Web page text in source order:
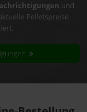
und
Pelletspreise